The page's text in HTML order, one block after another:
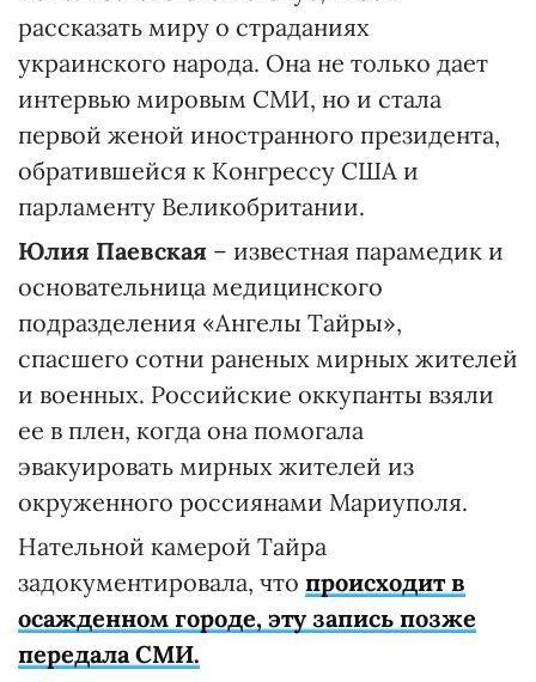
рассказать миру о страданиях
украинского народа. Она не только дает
интервью мировым СМИ, но и стала
первой женой иностранного президента,
обратившейся к Конгрессу США и
парламенту Великобритании.
Юлия Паевская – известная парамедик и
основательница медицинского
подразделения «Ангелы Тайры»,
спасшего сотни раненых мирных жителей
и военных. Российские оккупанты взяли
ее в плен, когда она помогала
эвакуировать мирных жителей из
окруженного россиянами Мариуполя.
Нательной камерой Тайра
задокументировала, что происходит в
осажденном городе, эту запись позже
передала СМИ.